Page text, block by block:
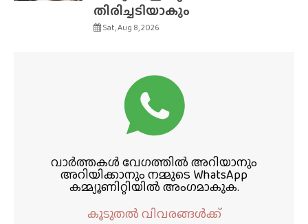
തിരിച്ചടിയാകും
Sat, Aug 8, 2026
വാർത്തകൾ വേഗത്തിൽ അറിയാനും
അറിയിക്കാനും നമ്മുടെ WhatsApp
കമ്മ്യൂണിറ്റിയിൽ അംഗമാകുക.
കൂടുതൽ വിവരങ്ങൾക്ക്